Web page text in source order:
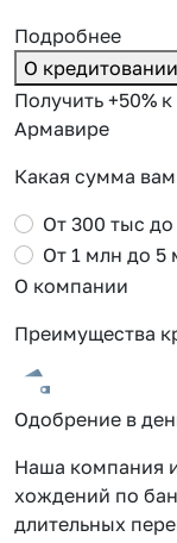
Подробнее
О кредитовании
Получить +50%
Армавире
Какая сумма
От 300 тыс
От 1 млн до 5
О компании
Преимущества
Одобрение в
Наша компания
хождений по
длительных